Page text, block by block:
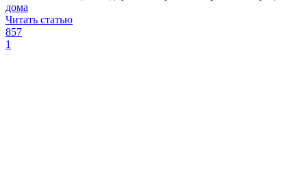
дома
Читать статью
857
1